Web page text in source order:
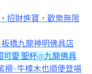
招財進寶，歡樂無限
橋九龍神明佛具店
愛 聖杯@九龍佛具
檀~牛樟木也順便登場